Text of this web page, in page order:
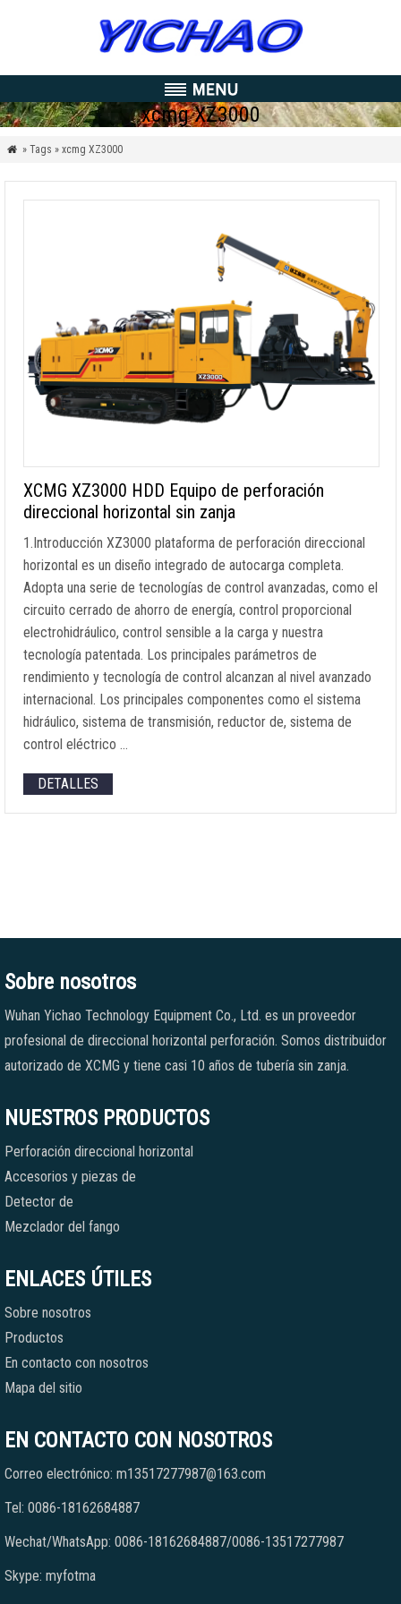
xcmg XZ3000
 » Tags » xcmg XZ3000
XCMG XZ3000 HDD Equipo de perforación
direccional horizontal sin zanja
1.Introducción XZ3000 plataforma de perforación direccional
horizontal es un diseño integrado de autocarga completa.
Adopta una serie de tecnologías de control avanzadas, como el
circuito cerrado de ahorro de energía, control proporcional
electrohidráulico, control sensible a la carga y nuestra
tecnología patentada. Los principales parámetros de
rendimiento y tecnología de control alcanzan al nivel avanzado
internacional. Los principales componentes como el sistema
hidráulico, sistema de transmisión, reductor de, sistema de
control eléctrico …
DETALLES
Sobre nosotros
Wuhan Yichao Technology Equipment Co., Ltd. es un proveedor
profesional de direccional horizontal perforación. Somos distribuidor
autorizado de XCMG y tiene casi 10 años de tubería sin zanja.
NUESTROS PRODUCTOS
Perforación direccional horizontal
Accesorios y piezas de
Detector de
Mezclador del fango
ENLACES ÚTILES
Sobre nosotros
Productos
En contacto con nosotros
Mapa del sitio
EN CONTACTO CON NOSOTROS
Correo electrónico: m13517277987@163.com
Tel: 0086-18162684887
Wechat/WhatsApp: 0086-18162684887/0086-13517277987
Skype: myfotma